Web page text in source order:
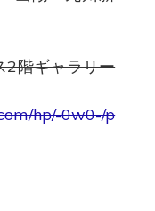
2階ギャラリー
hp/-0w0-/p